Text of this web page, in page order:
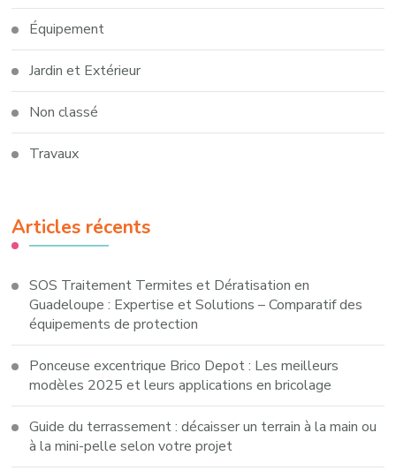
Équipement
Jardin et Extérieur
Non classé
Travaux
Articles récents
SOS Traitement Termites et Dératisation en
Guadeloupe : Expertise et Solutions – Comparatif des
équipements de protection
Ponceuse excentrique Brico Depot : Les meilleurs
modèles 2025 et leurs applications en bricolage
Guide du terrassement : décaisser un terrain à la main ou
à la mini-pelle selon votre projet